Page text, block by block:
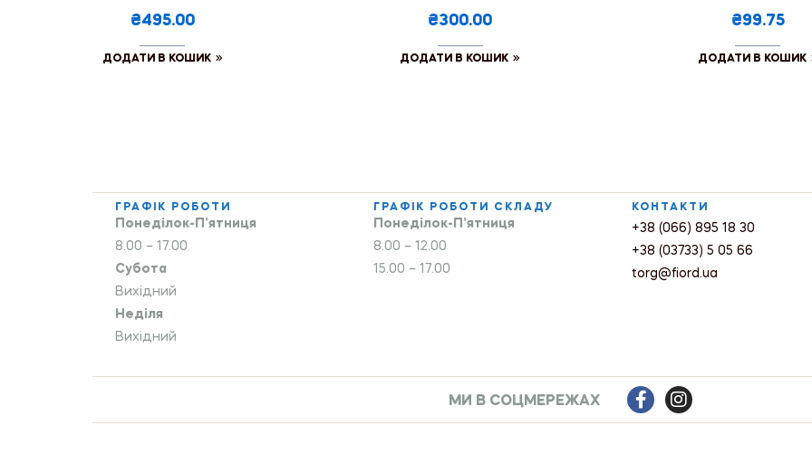
₴495.00
ДОДАТИ В КОШИК
₴300.00
ДОДАТИ В КОШИК
₴99.75
ДОДАТИ В КОШИК
ГРАФІК РОБОТИ
Понеділок-П’ятниця
8.00 – 17.00
Субота
Вихідний
Неділя
Вихідний
ГРАФІК РОБОТИ СКЛАДУ
Понеділок-П’ятниця
8.00 – 12.00
15.00 – 17.00
КОНТАКТИ
+38 (066) 895 18 30
+38 (03733) 5 05 66
torg@fiord.ua
МИ В СОЦМЕРЕЖАХ